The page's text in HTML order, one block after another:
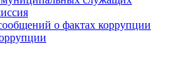
о фактах коррупции